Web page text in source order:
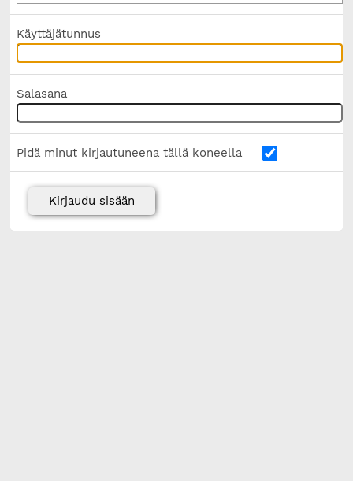
Käyttäjätunnus
Salasana
Pidä minut kirjautuneena tällä koneella